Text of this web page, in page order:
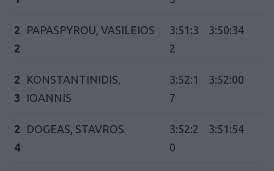
2
2
PAPASPYROU, VASILEIOS
3:51:3
2
3:50:34
2
3
KONSTANTINIDIS,
IOANNIS
3:52:1
7
3:52:00
2
4
DOGEAS, STAVROS
3:52:2
0
3:51:54